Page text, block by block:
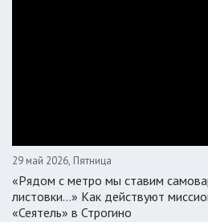
29 май 2026, Пятница
«Рядом с метро мы ставим
листовки…» Как действуют
«Сеятель» в Строгино